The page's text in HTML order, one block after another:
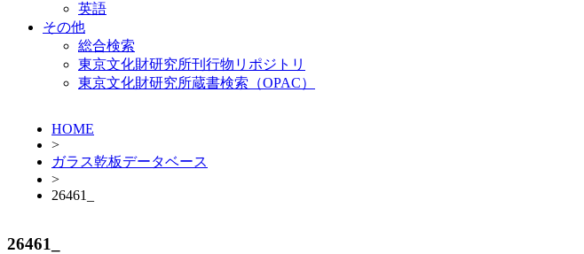
英語
その他
総合検索
東京文化財研究所刊行物リポジトリ
東京文化財研究所蔵書検索（OPAC）
HOME
>
ガラス乾板データベース
>
26461_
26461_